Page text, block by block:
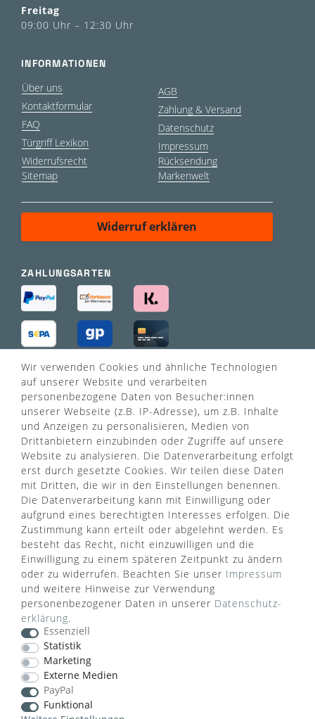
Freitag
09:00 Uhr – 12:30 Uhr
INFORMATIONEN
Über uns
Kontaktformular
FAQ
Türgriff Lexikon
Widerrufsrecht
Sitemap
AGB
Zahlung & Versand
Datenschutz
Impressum
Rücksendung
Markenwelt
Widerruf erklären
ZAHLUNGSARTEN
VERSANDART
WUSSTEN SIE SCHON?
Das Käufersiegel des Händlerbunds garantiert Ihnen
100%.-ige Zahlungssicherheit, größtmöglichen
Datenschutz und Geld-zurück-Garantie bei Nicht-
oder Falschlieferung.
Wir verwenden Cookies und ähnliche Technologien
auf unserer Website und verarbeiten
personenbezogene Daten von Besucher:innen
unserer Webseite (z.B. IP-Adresse), um z.B. Inhalte
und Anzeigen zu personalisieren, Medien von
Drittanbietern einzubinden oder Zugriffe auf unsere
Website zu analysieren. Die Datenverarbeitung erfolgt
erst durch gesetzte Cookies. Wir teilen diese Daten
mit Dritten, die wir in den Einstellungen benennen.
Die Datenverarbeitung kann mit Einwilligung oder
aufgrund eines berechtigten Interesses erfolgen. Die
Zustimmung kann erteilt oder abgelehnt werden. Es
besteht das Recht, nicht einzuwilligen und die
Einwilligung zu einem späteren Zeitpunkt zu ändern
oder zu widerrufen. Beachten Sie unser Impressum
und weitere Hinweise zur Verwendung
personenbezogener Daten in unserer Daten­schutz­
erklärung.
Essenziell
Statistik
Marketing
Externe Medien
PayPal
Funktional